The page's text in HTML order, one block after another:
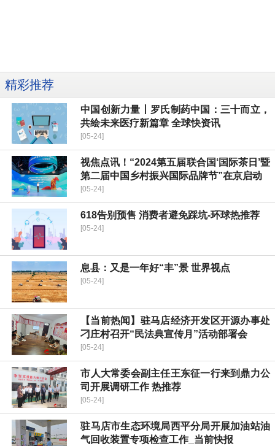
精彩推荐
中国创新力量丨罗氏制药中国：三十而立，
共绘未来医疗新篇章 全球快资讯
[05-24]
视焦点讯！“2024第五届联合国‘国际茶日’暨
第二届中国乡村振兴国际品牌节”在京启动
[05-24]
618告别预售 消费者避免踩坑-环球热推荐
[05-24]
息县：又是一年好“丰”景 世界视点
[05-24]
【当前热闻】驻马店经济开发区开源办事处
刁庄村召开“民法典宣传月”活动部署会
[05-24]
​市人大常委会副主任王东征一行来到鼎力公
司开展调研工作 热推荐
[05-24]
​驻马店市生态环境局西平分局开展加油站油
气回收装置专项检查工作_当前快报